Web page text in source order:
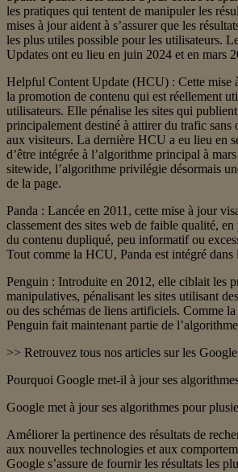
les pratiques qui tentent de manipuler les
mises à jour aident à s’assurer que les
les plus utiles possible pour les utilisateurs.
Updates ont eu lieu en juin 2024 et en mars
Helpful Content Update (HCU) : Cette mise
la promotion de contenu qui est réellement
utilisateurs. Elle pénalise les sites qui
principalement destiné à attirer du trafic
aux visiteurs. La dernière HCU a eu lieu en
d’être intégrée à l’algorithme principal à
sitewide, l’algorithme privilégie désormais
de la page.
Panda : Lancée en 2011, cette mise à jour
classement des sites web de faible qualité,
du contenu dupliqué, peu informatif ou
Tout comme la HCU, Panda est intégré dans
Penguin : Introduite en 2012, elle ciblait les
manipulatives, pénalisant les sites utilisant
ou des schémas de liens artificiels. Comme
Penguin fait maintenant partie de
>> Retrouvez tous nos articles sur les
Pourquoi Google met-il à jour ses
Google met à jour ses algorithmes pour
Améliorer la pertinence des résultats de
aux nouvelles technologies et aux
Google s’assure de fournir les résultats les